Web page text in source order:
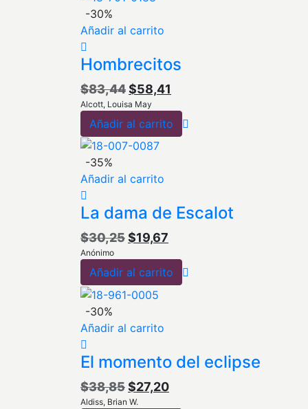
-30%
Añadir al carrito
Hombrecitos
$83,44El
precio
original
era:
$58,41
actual
Alcott, Louisa May
Añadir al carrito
-35%
Añadir al carrito
La dama de Escalot
$30,25El
original
era:
$19,67
actual
Anónimo
Añadir al carrito
-30%
Añadir al carrito
El momento del eclipse
$38,85El
precio
$27,20El
Aldiss, Brian W.